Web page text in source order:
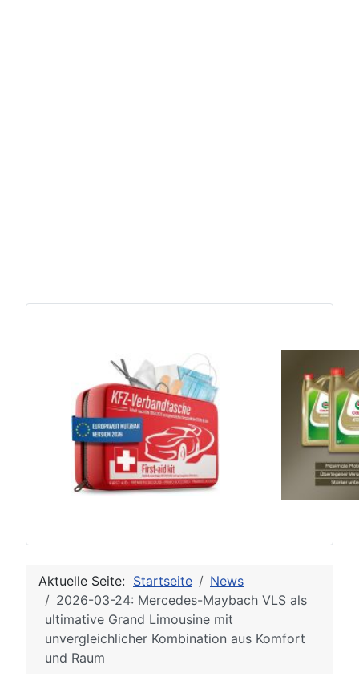
Aktuelle Seite: Startseite
News
2026-03-24: Mercedes-Maybach VLS als
ultimative Grand Limousine mit
unvergleichlicher Kombination aus Komfort
und Raum